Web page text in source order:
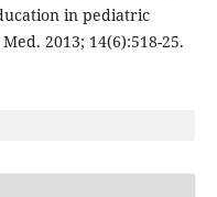
in pediatric
2013; 14(6):518-25.